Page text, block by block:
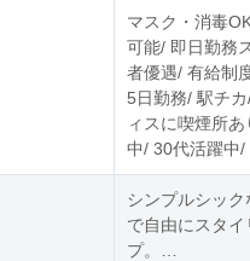
マスク・消毒
可能/ 即日勤務
者優遇/ 有給制
5日勤務/ 駅チ
ィスに喫煙所
中/ 30代活躍中/
シンプルシッ
で自由にスタ
プ。